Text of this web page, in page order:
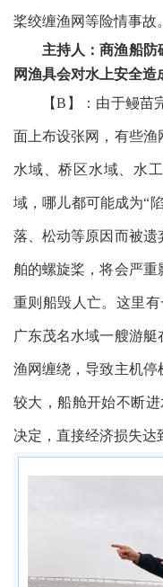
桨绞缠渔网等险情事故。
主持人：商渔船防
网渔具会对水上安全造
【B】 ：由于鳗
面上布设张网，有些
水域、桥区水域、水
域，哪儿都可能成为“
落、松动等原因而被
舶的螺旋桨，将会严重
重则船毁人亡。这里有
广东茂名水域一艘游
渔网缠绕，导致主机停
较大，船舱开始不断
决定，直接经济损失达